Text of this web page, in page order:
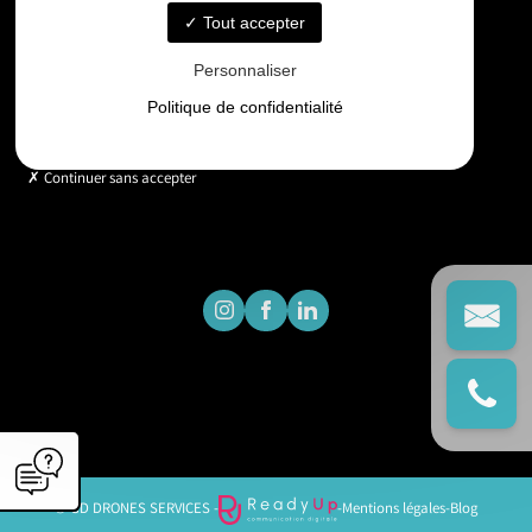
Horaires
Lundi - Vendredi : 9h - 18h
© GD DRONES SERVICES - -Mentions légales-Blog
Tout accepter
Personnaliser
Politique de confidentialité
Continuer sans accepter